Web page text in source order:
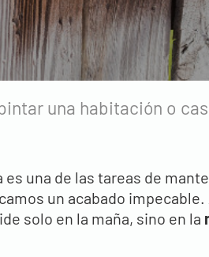
una habitación o
una de las tareas de
un acabado
solo en la maña, sino en la